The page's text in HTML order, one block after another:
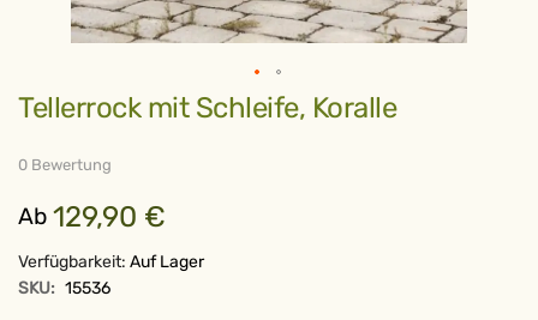
Zum
Anfang
springen
Tellerrock mit Schleife, Koralle
0 Bewertung
Ab 129,90 €
Verfügbarkeit: Auf Lager
SKU: 15536